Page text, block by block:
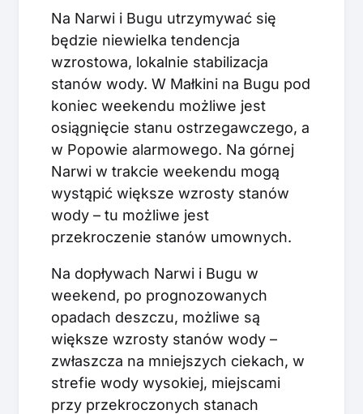
Na Narwi i Bugu utrzymywać się
będzie niewielka tendencja
wzrostowa, lokalnie stabilizacja
stanów wody. W Małkini na Bugu pod
koniec weekendu możliwe jest
osiągnięcie stanu ostrzegawczego, a
w Popowie alarmowego. Na górnej
Narwi w trakcie weekendu mogą
wystąpić większe wzrosty stanów
wody – tu możliwe jest
przekroczenie stanów umownych.
Na dopływach Narwi i Bugu w
weekend, po prognozowanych
opadach deszczu, możliwe są
większe wzrosty stanów wody –
zwłaszcza na mniejszych ciekach, w
strefie wody wysokiej, miejscami
przy przekroczonych stanach